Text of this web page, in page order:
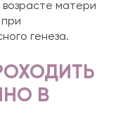
матери
генеза.
В